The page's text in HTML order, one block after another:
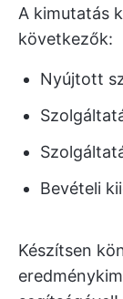
A kimutatás
következők:
Nyújtott
Bevételi
Készítsen